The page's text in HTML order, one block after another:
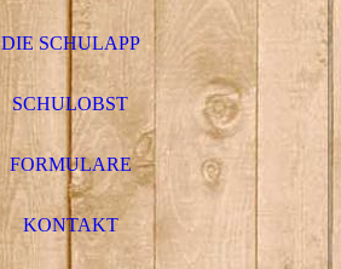
DIE SCHULAPP
SCHULOBST
FORMULARE
KONTAKT